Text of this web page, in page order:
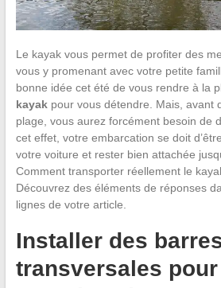
Le kayak vous permet de profiter des
vous y promenant avec votre petite
bonne idée cet été de vous rendre à la
kayakpour vous détendre. Mais, avant
plage, vous aurez forcément besoin de
cet effet, votre embarcation se doit
votre voiture et rester bien attachée
Comment transporter réellement le
Découvrez des éléments de réponses
lignes de votre article.
Installer des
transversales